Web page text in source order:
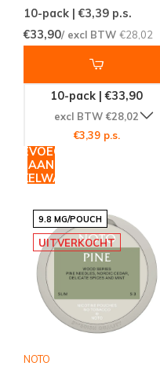
10-pack | €3,39 p.s.
€33,90/ excl BTW €28,02
10-pack | €33,90
excl BTW €28,02
€3,39 p.s.
TOEVOEGEN
AAN
9.8 MG/POUCH
UITVERKOCHT
NOTO